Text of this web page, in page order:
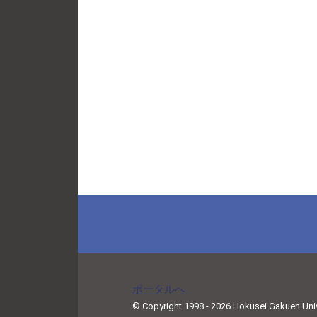
ポータルへ
© Copyright 1998 - 2026 Hokusei Gakuen